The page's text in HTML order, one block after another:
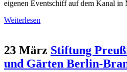
eigenen Eventschiff auf dem Kanal in
Weiterlesen
23 März Stiftung
und Gärten Berlin-